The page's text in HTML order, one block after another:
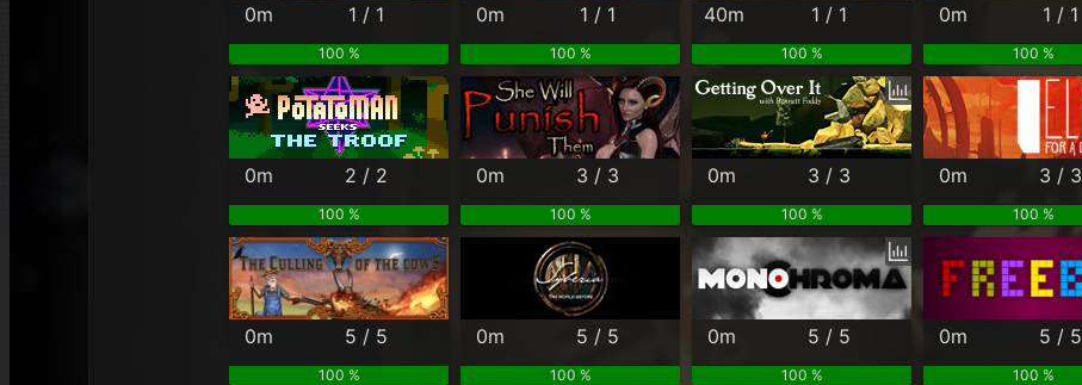
0m 1 / 1
100 %
0m 1 / 1
100 %
40m 1 / 1
100 %
0m 1 / 1
100 %
0m 2 / 2
100 %
0m 3 / 3
100 %
0m 3 / 3
100 %
0m 3 / 3
100 %
0m 5 / 5
100 %
0m 5 / 5
100 %
0m 5 / 5
100 %
0m 5 / 5
100 %